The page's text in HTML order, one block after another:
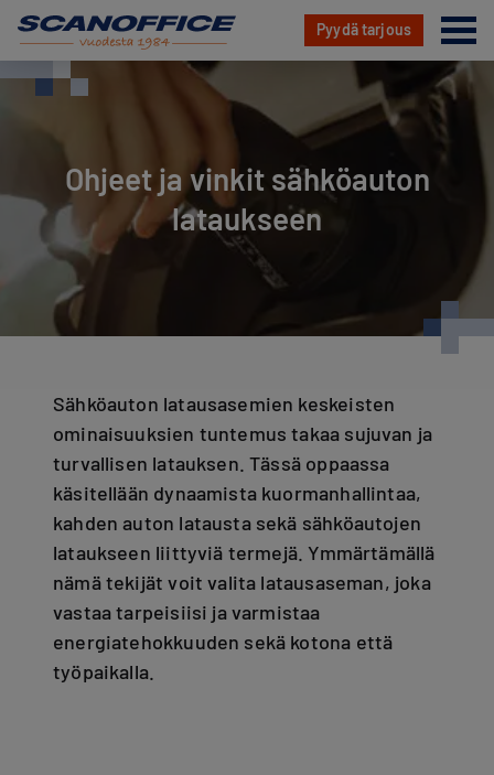
sisältöön
Pyydä tarjous
Ohjeet ja vinkit sähköauton
lataukseen
Sähköauton latausasemien keskeisten
ominaisuuksien tuntemus takaa sujuvan ja
turvallisen latauksen. Tässä oppaassa
käsitellään dynaamista kuormanhallintaa,
kahden auton latausta sekä sähköautojen
lataukseen liittyviä termejä. Ymmärtämällä
nämä tekijät voit valita latausaseman, joka
vastaa tarpeisiisi ja varmistaa
energiatehokkuuden sekä kotona että
työpaikalla.​